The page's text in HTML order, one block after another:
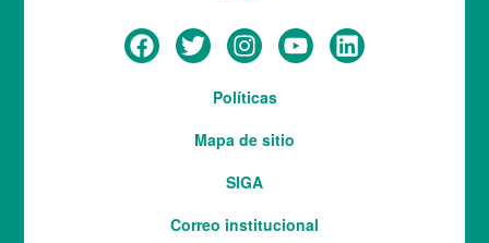
Políticas
Mapa de sitio
SIGA
Correo institucional